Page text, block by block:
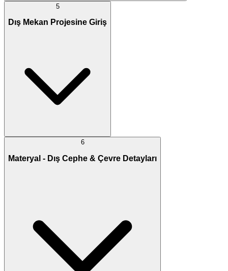
5
Dış Mekan Projesine Giriş
6
Materyal - Dış Cephe & Çevre Detayları